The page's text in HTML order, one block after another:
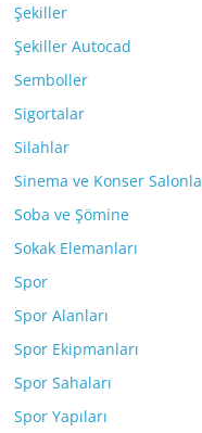
Şekiller
Şekiller Autocad
Semboller
Sigortalar
Silahlar
Sinema ve Konser
Soba ve Şömine
Sokak Elemanları
Spor
Spor Alanları
Spor Ekipmanları
Spor Sahaları
Spor Yapıları